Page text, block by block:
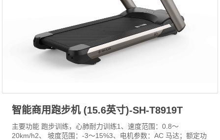
智能商用跑步机 (15.6英寸)-SH-T8919T
主要功能 跑步训练，心肺耐力训练1、速度范围：0.8～
20km/h2、 坡度范围：-3～15%3、电机参数：AC 马达；额定功